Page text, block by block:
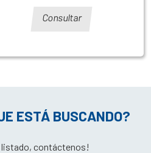
Consultar
ESTÁ BUSCANDO?
listado, contáctenos!